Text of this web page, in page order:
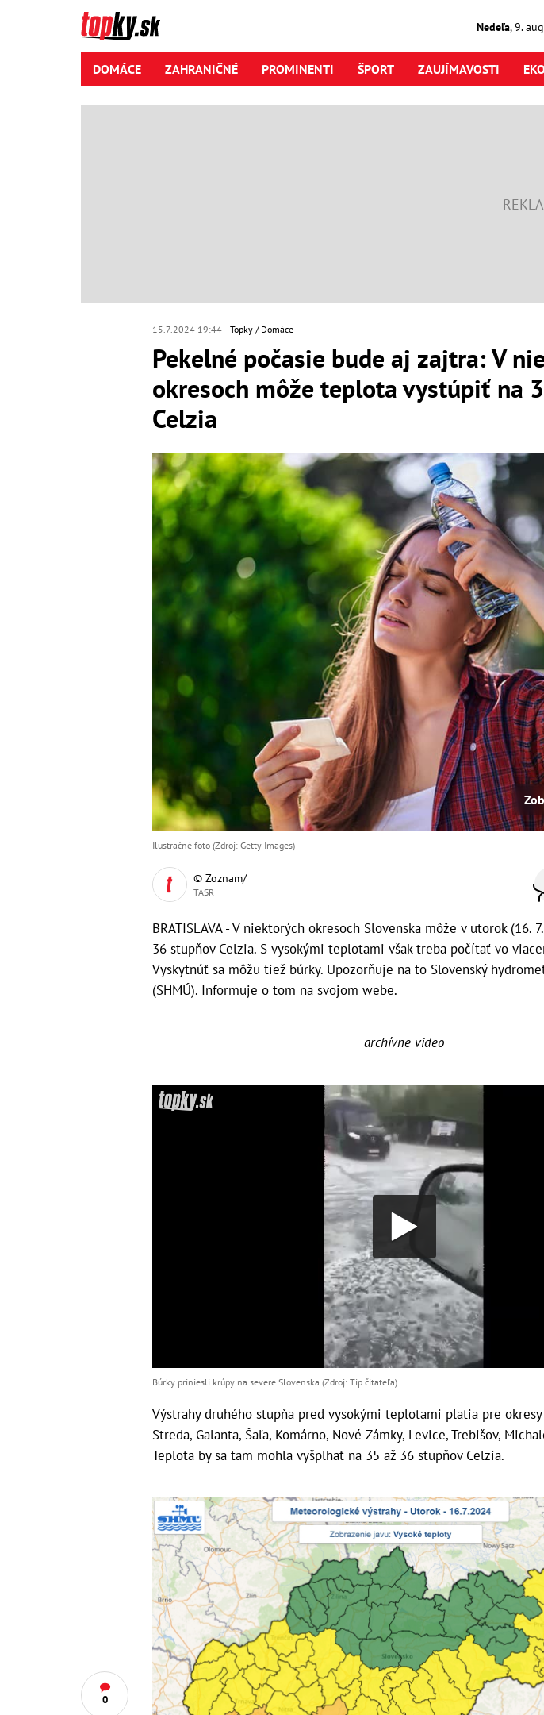
Nedeľa,9.
DOMÁCE ZAHRANIČNÉ PROMINENTI ŠPORT ZAUJÍMAVOSTI
15.7.2024 19:44 Topky Domáce
Pekelné počasie bude aj zajtra: V
okresoch môže teplota vystúpiť na
Celzia
0
Ilustračné foto (Zdroj: Getty Images)
© Zoznam/
TASR
BRATISLAVA - V niektorých okresoch Slovenska môže v utorok (16.
36 stupňov Celzia. S vysokými teplotami však treba počítať vo
Vyskytnúť sa môžu tiež búrky. Upozorňuje na to Slovenský
(SHMÚ). Informuje o tom na svojom webe.
archívne video
Búrky priniesli krúpy na severe Slovenska (Zdroj: Tip čitateľa)
Výstrahy druhého stupňa pred vysokými teplotami platia pre okresy
Streda, Galanta, Šaľa, Komárno, Nové Zámky, Levice, Trebišov,
Teplota by sa tam mohla vyšplhať na 35 až 36 stupňov Celzia.